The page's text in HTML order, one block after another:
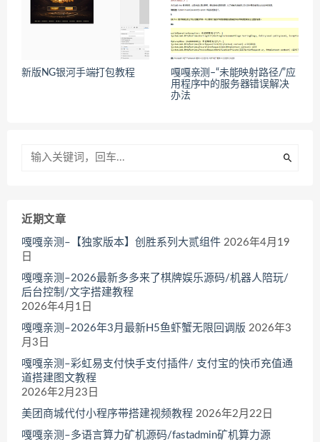
新版NG银河手端打包教程
嘎嘎亲测–“未能映射路径/”应
用程序中的服务器错误解决
办法
近期文章
嘎嘎亲测–【独家版本】创胜系列大贰组件 2026年4月19
日
嘎嘎亲测–2026最新多多来了棋牌娱乐源码/机器人陪玩/
后台控制/文字搭建教程
2026年4月1日
嘎嘎亲测–2026年3月最新H5鱼虾蟹无限回调版 2026年3
月3日
嘎嘎亲测–彩虹易支付快手支付插件/ 支付宝的快币充值通
道搭建图文教程
2026年2月23日
美团商城代付小程序带搭建视频教程 2026年2月22日
嘎嘎亲测–多语言算力矿机源码/fastadmin矿机算力源